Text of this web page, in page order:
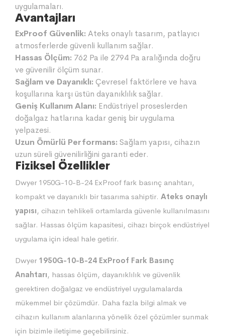
uygulamaları.
Avantajları
ExProof Güvenlik: Ateks onaylı tasarım, patlayıcı
atmosferlerde güvenli kullanım sağlar.
Hassas Ölçüm: 762 Pa ile 2794 Pa aralığında doğru
ve güvenilir ölçüm sunar.
Sağlam ve Dayanıklı: Çevresel faktörlere ve hava
koşullarına karşı üstün dayanıklılık sağlar.
Geniş Kullanım Alanı: Endüstriyel proseslerden
doğalgaz hatlarına kadar geniş bir uygulama
yelpazesi.
Uzun Ömürlü Performans: Sağlam yapısı, cihazın
uzun süreli güvenilirliğini garanti eder.
Fiziksel Özellikler
Dwyer 1950G-10-B-24 ExProof fark basınç anahtarı,
kompakt ve dayanıklı bir tasarıma sahiptir. Ateks onaylı
yapısı, cihazın tehlikeli ortamlarda güvenle kullanılmasını
sağlar. Hassas ölçüm kapasitesi, cihazı birçok endüstriyel
uygulama için ideal hale getirir.
Dwyer 1950G-10-B-24 ExProof Fark Basınç
Anahtarı, hassas ölçüm, dayanıklılık ve güvenlik
gerektiren doğalgaz ve endüstriyel uygulamalarda
mükemmel bir çözümdür. Daha fazla bilgi almak ve
cihazın kullanım alanlarına yönelik özel çözümler sunmak
için bizimle iletişime geçebilirsiniz.